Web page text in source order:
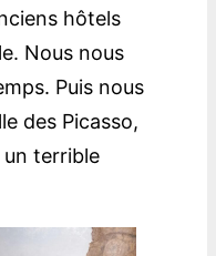
hôtels
Nous nous
Puis nous
des Picasso,
un terrible